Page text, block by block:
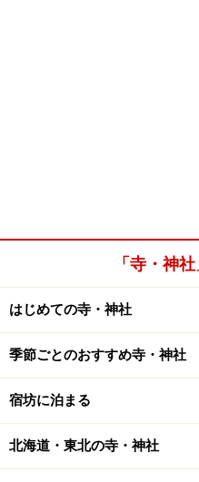
「寺・神
はじめての寺・神社
季節ごとのおすすめ寺・神社
宿坊に泊まる
北海道・東北の寺・神社